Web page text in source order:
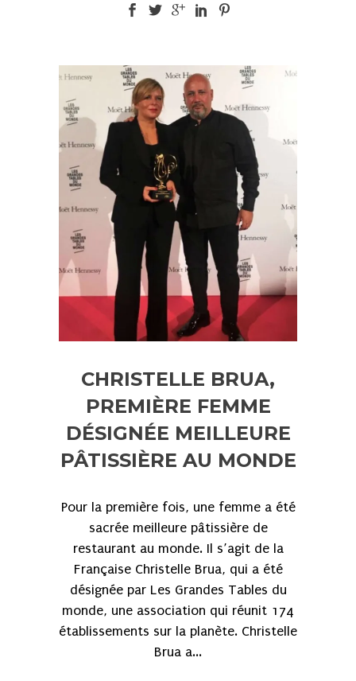
CHRISTELLE BRUA,
PREMIÈRE FEMME
DÉSIGNÉE MEILLEURE
PÂTISSIÈRE AU MONDE
Pour la première fois, une femme a été
sacrée meilleure pâtissière de
restaurant au monde. Il s’agit de la
Française Christelle Brua, qui a été
désignée par Les Grandes Tables du
monde, une association qui réunit 174
établissements sur la planète. Christelle
Brua a...